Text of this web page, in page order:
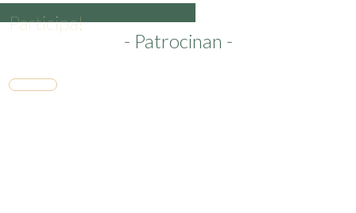
Participa!
Presenta tu idea de emprendemiento en el XII- Patrocinan -